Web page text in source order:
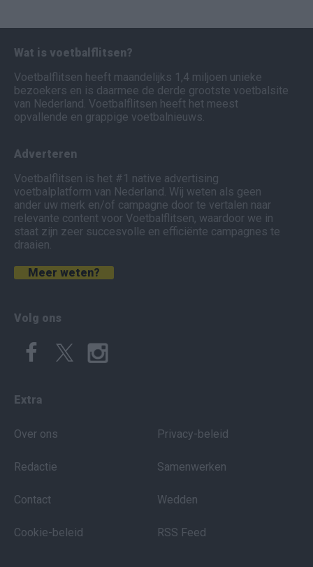
Wat is voetbalflitsen?
Voetbalflitsen heeft maandelijks 1,4 miljoen unieke
bezoekers en is daarmee de derde grootste voetbalsite
van Nederland. Voetbalflitsen heeft het meest
opvallende en grappige voetbalnieuws.
Adverteren
Voetbalflitsen is het #1 native advertising
voetbalplatform van Nederland. Wij weten als geen
ander uw merk en/of campagne door te vertalen naar
relevante content voor Voetbalflitsen, waardoor we in
staat zijn zeer succesvolle en efficiënte campagnes te
draaien.
Meer weten?
Volg ons
Extra
Over ons
Redactie
Contact
Cookie-beleid
Privacy-beleid
Samenwerken
Wedden
RSS Feed